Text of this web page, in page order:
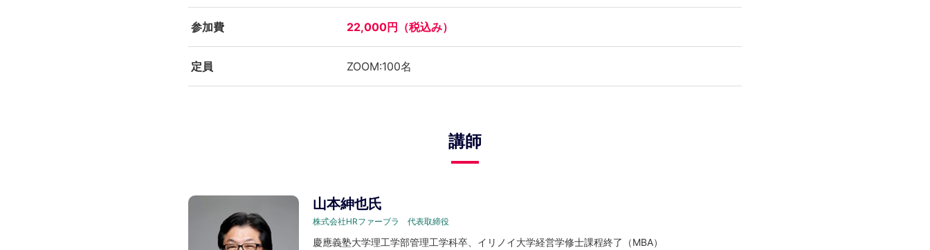
参加費 22,000円（税込み）
定員 ZOOM:100名
講師
山本紳也氏
株式会社HRファーブラ 代表取締役
慶應義塾大学理工学部管理工学科卒、イリノイ大学経営学修士課程終了（MBA）